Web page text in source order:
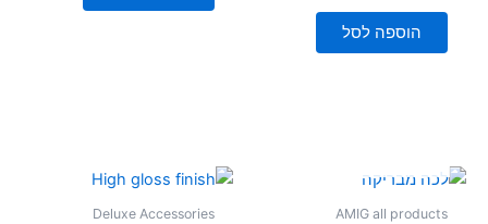
מתוך
הוספה לסל
AMIG all products
Deluxe Accessories